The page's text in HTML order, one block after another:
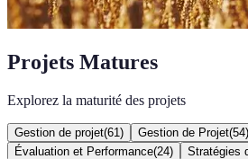
Projets Matures
Explorez la maturité des projets
Gestion de projet(61 ) Gestion de Projet(54)
Évaluation et Performance(24) Stratégies